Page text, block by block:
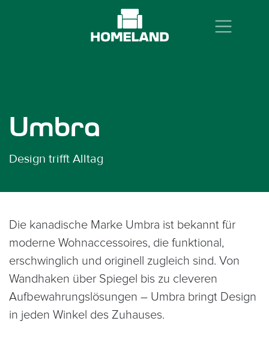
Umbra
Design trifft Alltag
Die kanadische Marke Umbra ist bekannt für
moderne Wohnaccessoires, die funktional,
erschwinglich und originell zugleich sind. Von
Wandhaken über Spiegel bis zu cleveren
Aufbewahrungslösungen – Umbra bringt Design
in jeden Winkel des Zuhauses.